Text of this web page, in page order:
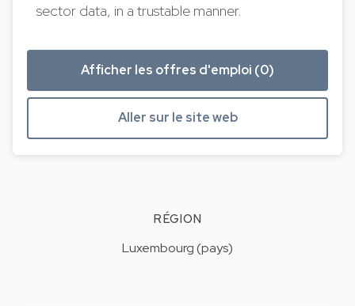
sector data, in a trustable manner.
Afficher les offres d'emploi (0)
Aller sur le site web
RÉGION
Luxembourg (pays)